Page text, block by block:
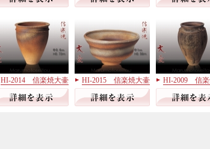
HI-2014 信楽焼大壷 HI-2015 信楽焼大壷 HI-2009 信楽